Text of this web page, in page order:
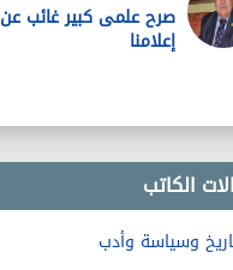
صرح علمى كبير غائب عن
إعلامنا
الكاتب
وسياسة وأدب